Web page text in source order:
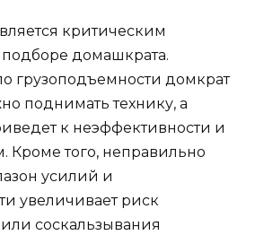
критическим
домашкрата.
грузоподъемности домкрат
поднимать технику, а
к неэффективности и
Кроме того, неправильно
усилий и
увеличивает риск
соскальзывания